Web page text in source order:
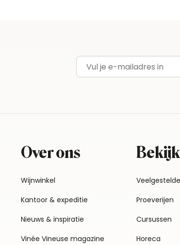
E-mailadres
Over ons
Wijnwinkel
Kantoor & expeditie
Nieuws & inspiratie
Vinée Vineuse magazine
Proeverijen
Cursussen
Horeca